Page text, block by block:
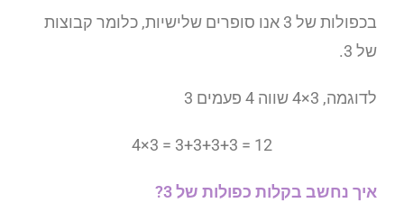
בכפולות של 3 אנו סופרים שלישיות, כלומר קבוצות
של 3.
לדוגמה, 3×4 שווה 4 פעמים 3
4×3 = 3+3+3+3 = 12
איך נחשב בקלות כפולות של 3?